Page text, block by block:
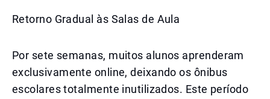
Retorno Gradual às Salas de Aula
Por sete semanas, muitos alunos aprenderam
exclusivamente online, deixando os ônibus
escolares totalmente inutilizados. Este período